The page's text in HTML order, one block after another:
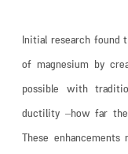
Initial research found
of magnesium by
possible with
ductility –how far
These